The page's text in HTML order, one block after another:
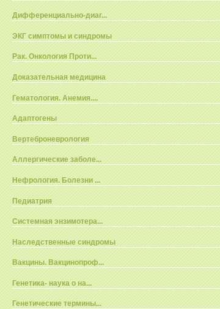
Дифференциально-диаг...
ЭКГ симптомы и синдромы
Рак. Онкология Проти...
Доказательная медицина
Гематология. Анемия....
Адаптогены
Вертеброневрология
Аллергические заболе...
Нефрология. Болезни ...
Педиатрия
Системная энзимотера...
Наследственные синдромы
Вакцины. Вакцинопроф...
Генетика- наука о на...
Генетические термины...